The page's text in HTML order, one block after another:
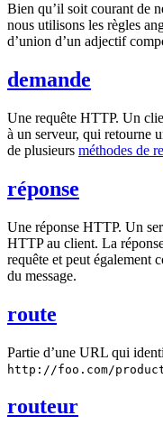
Bien qu’il soit courant de
nous utilisons les règles
d’union d’un adjectif
demande
Une requête HTTP. Un
à un serveur, qui retourne
de plusieurs méthodes de
réponse
Une réponse HTTP. Un
HTTP au client. La
requête et peut également
du message.
route
Partie d’une URL qui
http://foo.com/
routeur